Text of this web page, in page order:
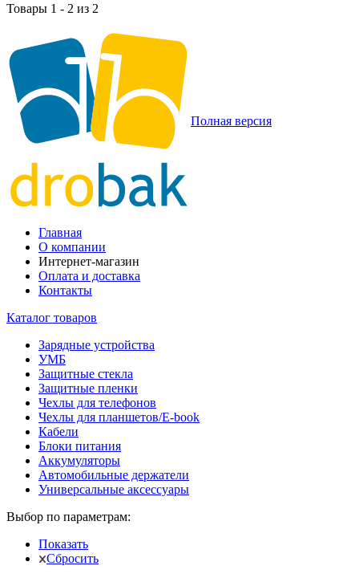
Товары 1 - 2 из 2
Полная версия
Главная
О компании
Интернет-магазин
Оплата и доставка
Контакты
Каталог товаров
Зарядные устройства
УМБ
Защитные стекла
Защитные пленки
Чехлы для телефонов
Чехлы для планшетов/E-book
Кабели
Блоки питания
Аккумуляторы
Автомобильные держатели
Универсальные аксессуары
Выбор по параметрам:
Показать
Сбросить